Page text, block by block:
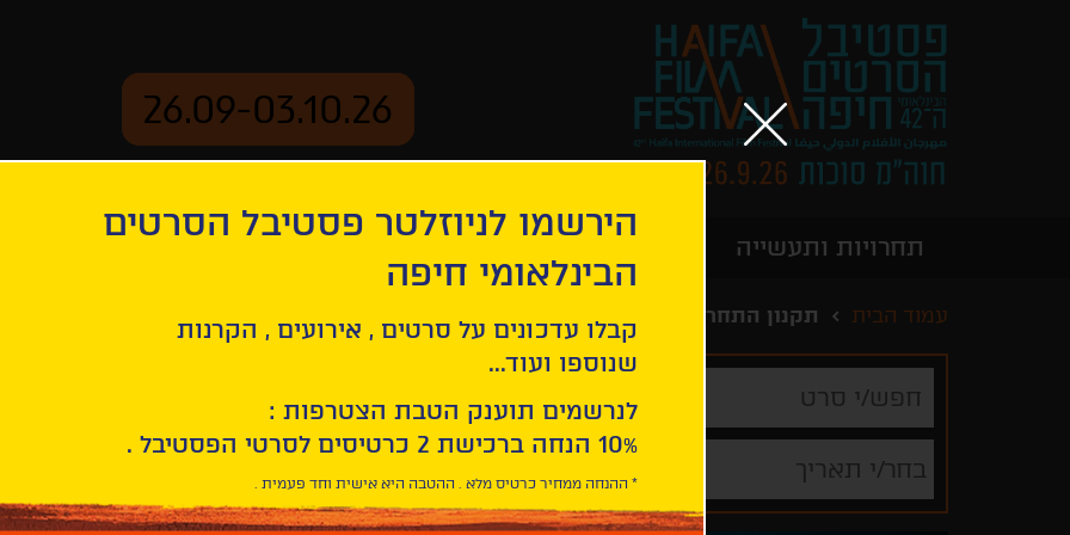
26.09-03.10.26
תחרויות ותעשייה
עמוד הבית תקנון התחרות לקולנוע ישראלי 2026
סרט
בחר/י תאריך
תקנון התחרות לקולנוע
תקנון תחרות
פסטיבל הסרטים הבינלאומי ה-42
הירשמו לניוזלטר פסטיבל הסרטים
הבינלאומי חיפה
קבלו עדכונים על סרטים , אירועים , הקרנות
שנוספו ועוד...
לנרשמים תוענק הטבת הצטרפות :
10% הנחה ברכישת 2 כרטיסים לסרטי הפסטיבל .
* ההנחה ממחיר כרטיס מלא . ההטבה היא אישית וחד פעמית .